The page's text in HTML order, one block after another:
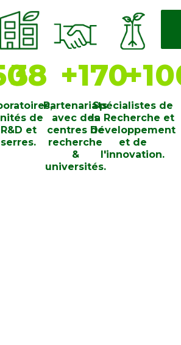
de
R&D et
serres.
38
Partenariats
avec des
centres de
recherche
&
universités.
+170
Spécialistes de
la Recherche et
Développement
et de
l'innovation.
+